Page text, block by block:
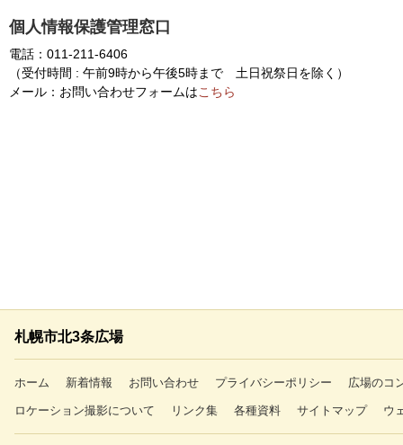
個人情報保護管理窓口
電話：011-211-6406
（受付時間 : 午前9時から午後5時まで 土日祝祭日を除く）
メール：お問い合わせフォームはこちら
札幌市北3条広場
ホーム 新着情報 お問い合わせ プライバシーポリシー 広場のコ
ロケーション撮影について リンク集 各種資料 サイトマップ ウ